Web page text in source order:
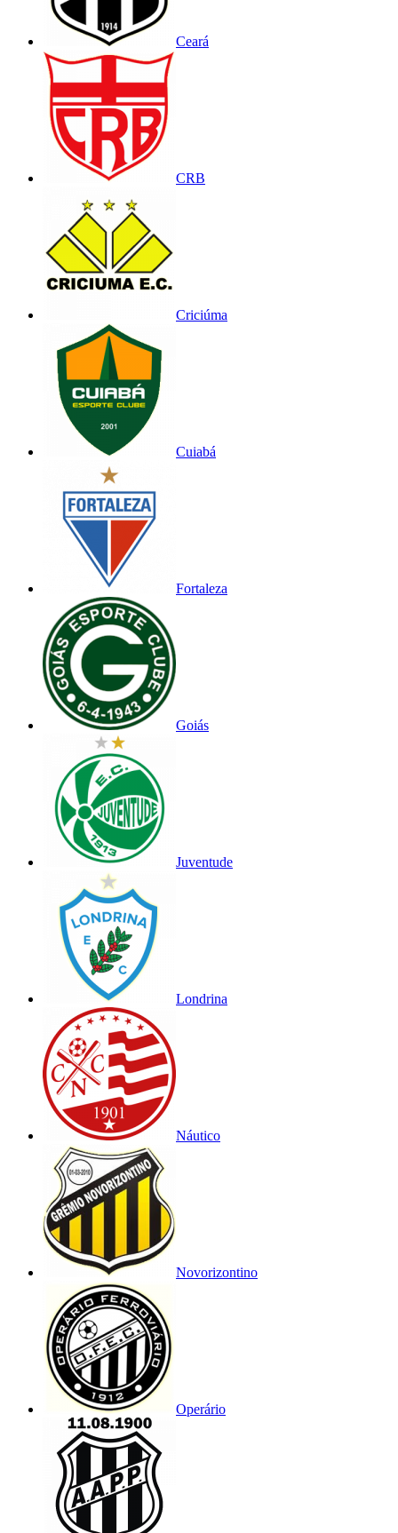
Ceará
CRB
Criciúma
Cuiabá
Fortaleza
Goiás
Juventude
Londrina
Náutico
Novorizontino
Operário